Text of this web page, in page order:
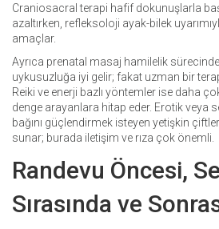
Craniosacral terapi hafif dokunuşlarla
azaltırken, refleksoloji ayak-bilek
amaçlar.
Ayrıca prenatal masaj hamilelik
uykusuzluğa iyi gelir; fakat uzman bir
Reiki ve enerji bazlı yöntemler ise daha
denge arayanlara hitap eder. Erotik veya
bağını güçlendirmek isteyen yetişkin
sunar; burada iletişim ve rıza çok önemli.
Randevu Öncesi,
Sırasında ve